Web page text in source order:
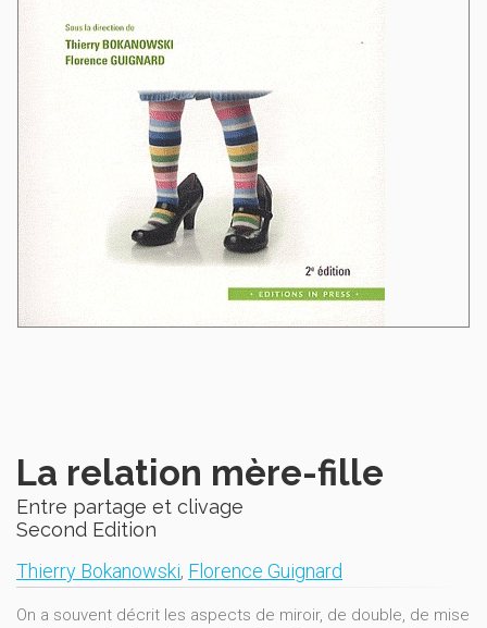
La relation mère-fille
Entre partage et clivage
Second Edition
Thierry Bokanowski, Florence Guignard
On a souvent décrit les aspects de miroir, de double, de mise